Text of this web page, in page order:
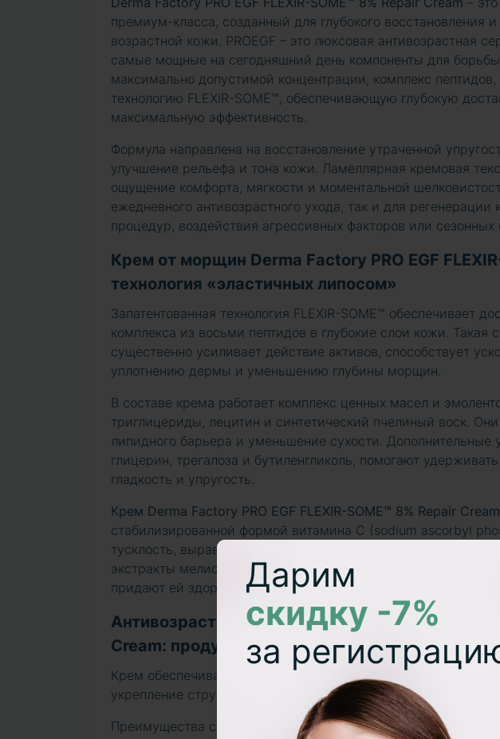
Дарим
скидку -7%
за
премиум-класса, созданный для глубокого восстановления
возрастной кожи. PROEGF – это люксовая антивозрастная
самые мощные на сегодняшний день компоненты для
максимально допустимой концентрации, комплекс пептидов,
технологию FLEXIR-SOME™, обеспечивающую глубокую
максимальную эффективность.
Формула направлена на восстановление утраченной
улучшение рельефа и тона кожи. Ламеллярная кремовая
ощущение комфорта, мягкости и моментальной
ежедневного антивозрастного ухода, так и для
процедур, воздействия агрессивных факторов или сезонных
Крем от морщин Derma Factory PRO EGF
технология «эластичных липосом»
Запатентованная технология FLEXIR-SOME™ обеспечивает
комплекса из восьми пептидов в глубокие слои кожи. Такая
существенно усиливает действие активов, способствует
уплотнению дермы и уменьшению глубины морщин.
В составе крема работает комплекс ценных масел и
триглицериды, лецитин и синтетический пчелиный воск.
липидного барьера и уменьшение сухости. Дополнительные
глицерин, трегалоза и бутиленгликоль, помогают
гладкость и упругость.
Крем Derma Factory PRO EGF FLEXIR-SOME™ 8% Repair Cream
стабилизированной формой витамина С (sodium ascorbyl
тусклость, выравнивают тон и минимизируют пигментацию.
экстракты мелиссы, эвкалипта, базилика и шизандры
придают ей здоровое сияние.
Антивозрастной крем Derma Factory PRO EGF
Cream: продуманная формула для
Крем обеспечивает многовекторное действие,
укрепление структуры кожи.
Преимущества средства: